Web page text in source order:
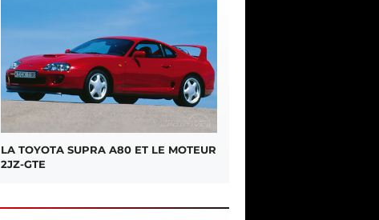
LA TOYOTA SUPRA A80 ET LE MOTEUR
2JZ-GTE